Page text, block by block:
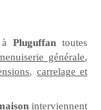
à Pluguffantoutes
générale,
, carrelage et
interviennent